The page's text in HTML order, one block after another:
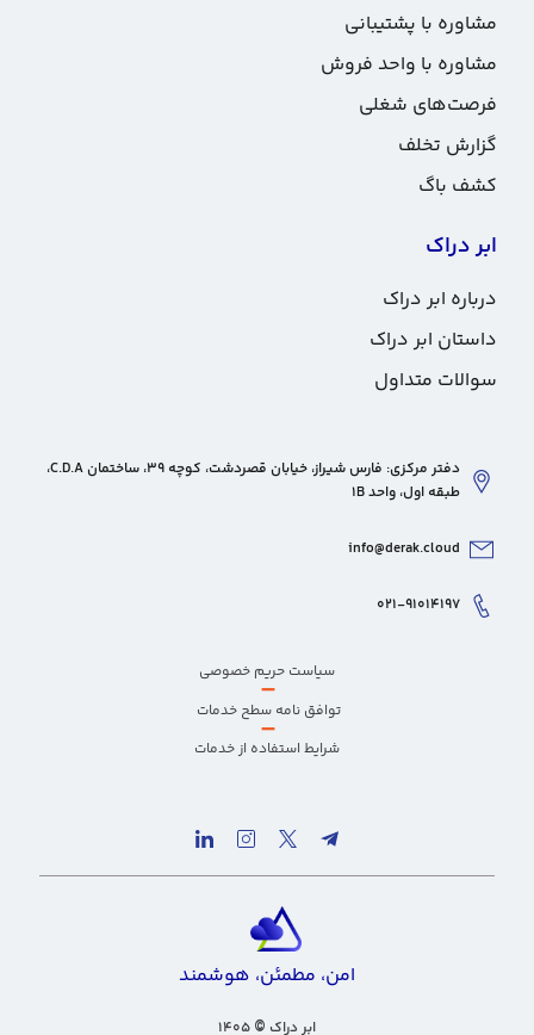
مشاوره با پشتیبانی
مشاوره با واحد فروش
فرصت‌های شغلی
گزارش تخلف
کشف باگ
ابر دراک
درباره ابر دراک
داستان ابر دراک
سوالات متداول
دفتر مرکزی: فارس شیراز، خیابان قصردشت، کوچه 39، ساختمان C.D.A،
طبقه اول، واحد 1B
info@derak.cloud
۰۲۱-۹۱۰۱۴۱۹۷
سیاست حریم خصوصی
–
توافق نامه سطح خدمات
–
شرایط استفاده از خدمات
امن، مطمئن، هوشمند
ابر دراک © ۱۴۰۵